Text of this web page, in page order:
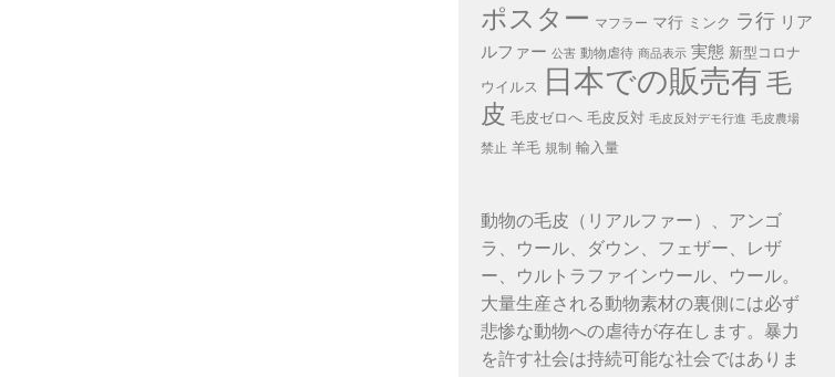
ポスター マフラー マ行 ミンク ラ行 リア
ルファー 公害 動物虐待 商品表示 実態 新型コロナ
ウイルス 日本での販売有毛
皮 毛皮ゼロへ 毛皮反対 毛皮反対デモ行進 毛皮農場
禁止 羊毛 規制 輸入量
動物の毛皮（リアルファー）、アンゴ
ラ、ウール、ダウン、フェザー、レザ
ー、ウルトラファインウール、ウール。
大量生産される動物素材の裏側には必ず
悲惨な動物への虐待が存在します。暴力
を許す社会は持続可能な社会ではありま